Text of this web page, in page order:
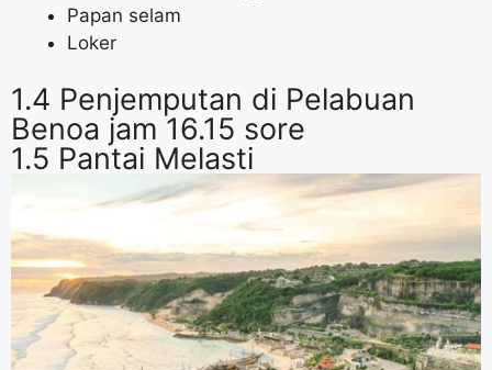
Papan selam
Loker
1.4 Penjemputan di Pelabuan
Benoa jam 16.15 sore
1.5 Pantai Melasti